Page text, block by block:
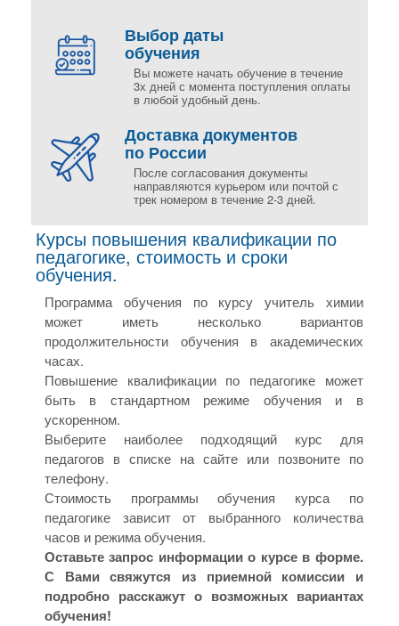
Выбор даты
обучения
Вы можете начать обучение в течение
3х дней с момента поступления оплаты
в любой удобный день.
Доставка документов
по России
После согласования документы
направляются курьером или почтой с
трек номером в течение 2-3 дней.
Курсы повышения квалификации по
педагогике, стоимость и сроки
обучения.
Программа обучения по курсу учитель химии
может иметь несколько вариантов
продолжительности обучения в академических
часах.
Повышение квалификации по педагогике может
быть в стандартном режиме обучения и в
ускоренном.
Выберите наиболее подходящий курс для
педагогов в списке на сайте или позвоните по
телефону.
Стоимость программы обучения курса по
педагогике зависит от выбранного количества
часов и режима обучения.
Оставьте запрос информации о курсе в форме.
С Вами свяжутся из приемной комиссии и
подробно расскажут о возможных вариантах
обучения!